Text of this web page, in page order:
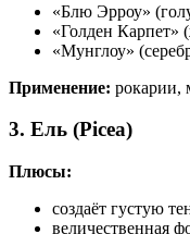
«Блю Эрроу»
«Голден Карпет»
«Мунглоу»
Применение: рокарии,
3. Ель (Picea)
Плюсы:
создаёт густую
величественная